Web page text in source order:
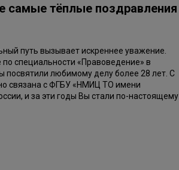
самые тёплые поздравления
путь вызывает искреннее уважение.
специальности «Правоведение» в
любимому делу более 28 лет. С
связана с ФГБУ «НМИЦ ТО имени
и за эти годы Вы стали по-настоящему